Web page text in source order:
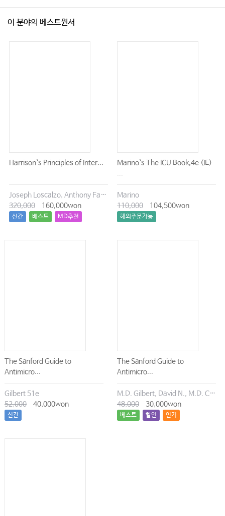
이 분야의 베스트원서
Harrison`s Principles of Inter...
Joseph Loscalzo, Anthony Fauci, Dennis Kasper, Stephen Hauser, Dan Longo, J. Larry Jameson
320,000
160,000won
신간 베스트 MD추천
Marino`s The ICU Book,4e (IE)
...
Marino
110,000
104,500won
해외주문가능
The Sanford Guide to
Antimicro...
Gilbert 51e
52,000
40,000won
신간
The Sanford Guide to
Antimicro...
M.D. Gilbert, David N., M.D. Chambers, Henry F., M.D. Eliopoulos, George M., M.D. Saag, Michael S., M.D. Pavia, Andrew T.
48,000
30,000won
베스트 할인 인기